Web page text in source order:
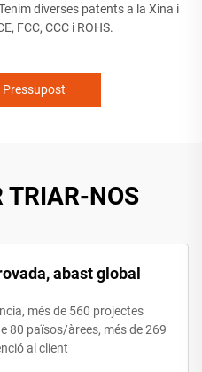
diverses patents a la Xina i
FCC, CCC i ROHS.
Pressupost
TRIAR-NOS
abast global
més de 560 projectes
80 països/àrees, més de 269
al client